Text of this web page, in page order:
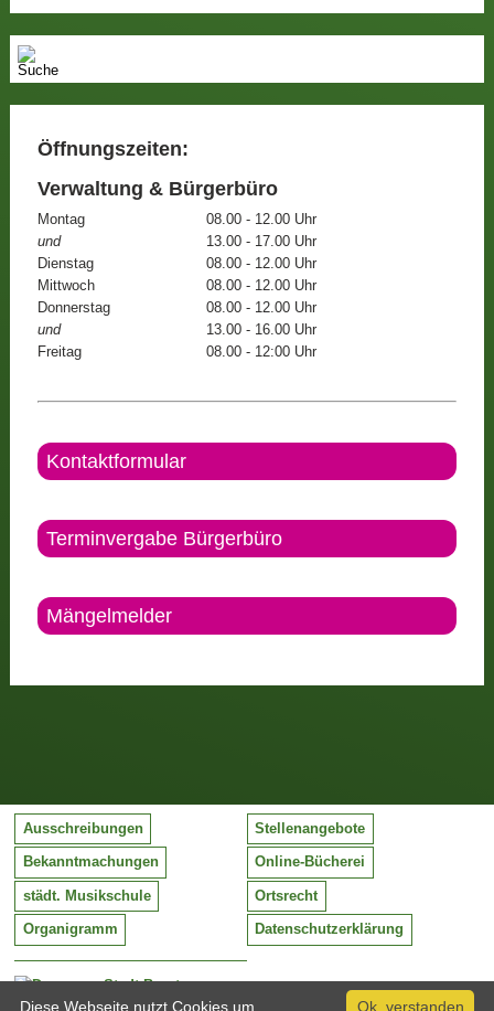
Öffnungszeiten:
Verwaltung & Bürgerbüro
Montag
08.00 - 12.00 Uhr
und
13.00 - 17.00 Uhr
Dienstag
08.00 - 12.00 Uhr
Mittwoch
08.00 - 12.00 Uhr
Donnerstag
08.00 - 12.00 Uhr
und
13.00 - 16.00 Uhr
Freitag
08.00 - 12:00 Uhr
Kontaktformular
Terminvergabe Bürgerbüro
Mängelmelder
Stadt Barntrup
Mittelstraße 38
Ausschreibungen Stellenangebote
Bekanntmachungen Online-Bücherei
städt. Musikschule Ortsrecht
Organigramm Datenschutzerklärung
Ok, verstanden
Diese Webseite nutzt Cookies um